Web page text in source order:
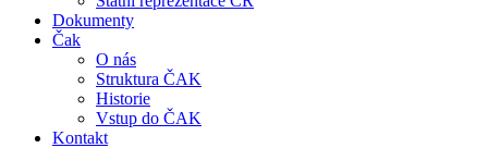
Dokumenty
Čak
O nás
Struktura ČAK
Historie
Vstup do ČAK
Kontakt